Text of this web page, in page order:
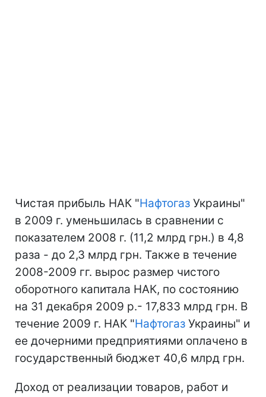
Чистая прибыль НАК "Нафтогаз Украины"
в 2009 г. уменьшилась в сравнении с
показателем 2008 г. (11,2 млрд грн.) в 4,8
раза - до 2,3 млрд грн. Также в течение
2008-2009 гг. вырос размер чистого
оборотного капитала НАК, по состоянию
на 31 декабря 2009 р.- 17,833 млрд грн. В
течение 2009 г. НАК "Нафтогаз Украины" и
ее дочерними предприятиями оплачено в
государственный бюджет 40,6 млрд грн.
Доход от реализации товаров, работ и